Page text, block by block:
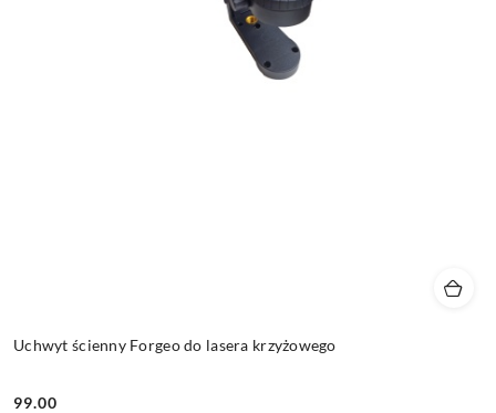
Uchwyt ścienny Forgeo do lasera krzyżowego
99.00